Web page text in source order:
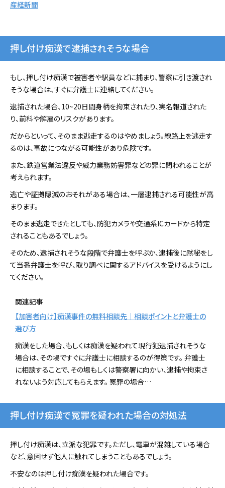
産経新聞
押し付け痴漢で逮捕されそうな場合
もし、押し付け痴漢で被害者や駅員などに捕まり、警察に引き渡され
そうな場合は、すぐに弁護士に連絡してください。
逮捕された場合、10~20日間身柄を拘束されたり、実名報道された
り、前科や解雇のリスクがあります。
だからといって、そのまま逃走するのはやめましょう。線路上を逃走す
るのは、事故につながる可能性があり危険です。
また、鉄道営業法違反や威力業務妨害罪などの罪に問われることが
考えられます。
逃亡や証拠隠滅のおそれがある場合は、一層逮捕される可能性が高
まります。
そのまま逃走できたとしても、防犯カメラや交通系ICカードから特定
されることもあるでしょう。
そのため、逮捕されそうな段階で弁護士を呼ぶか、逮捕後に黙秘をし
て当番弁護士を呼び、取り調べに関するアドバイスを受けるようにし
てください。
関連記事
【加害者向け】痴漢事件の無料相談先｜相談ポイントと弁護士の
選び方
痴漢をした場合、もしくは痴漢を疑われて現行犯逮捕されそうな
場合は、その場ですぐに弁護士に相談するのが得策です。 弁護士
に相談することで、その場もしくは警察署に向かい、逮捕や拘束さ
れないよう対応してもらえます。 冤罪の場合…
押し付け痴漢で冤罪を疑われた場合の対処法
押し付け痴漢は、立派な犯罪です。ただし、電車が混雑している場合
など、意図せず他人に触れてしまうこともあるでしょう。
不安なのは押し付け痴漢を疑われた場合です。